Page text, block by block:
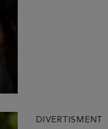
DIVERTISMENT